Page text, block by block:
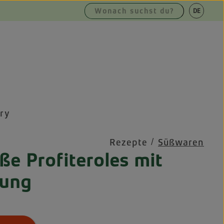
DE |EN
Rezepte / Süßwaren
Profiteroles mit